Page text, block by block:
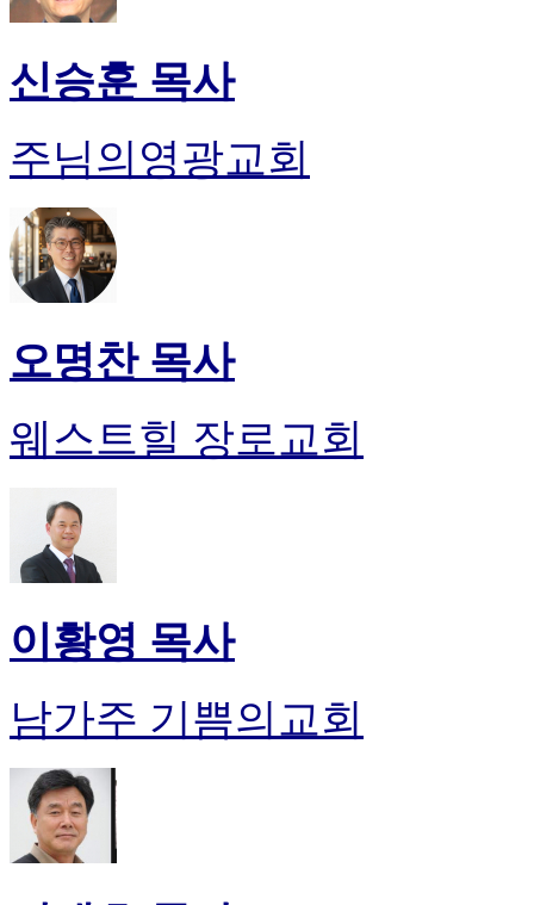
신승훈 목사
주님의영광교회
오명찬 목사
웨스트힐 장로교회
이황영 목사
남가주 기쁨의교회